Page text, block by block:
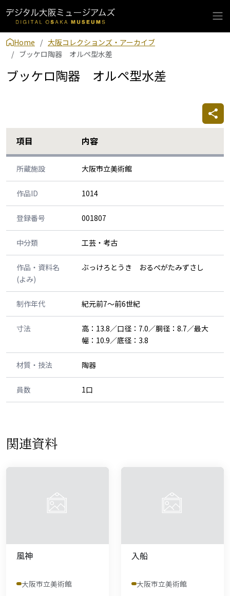
Home
大阪コレクションズ・アーカイブ
ブッケロ陶器 オルペ型水差
ブッケロ陶器 オルペ型水差
項目 内容
所蔵施設 大阪市立美術館
作品ID 1014
登録番号 001807
中分類 工芸・考古
作品・資料名
(よみ)
ぶっけろとうき おるぺがたみずさし
制作年代 紀元前7～前6世紀
寸法
高：13.8／口径：7.0／胴径：8.7／最大
幅：10.9／底径：3.8
材質・技法 陶器
員数 1口
関連資料
風神
大阪市立美術館
入船
大阪市立美術館